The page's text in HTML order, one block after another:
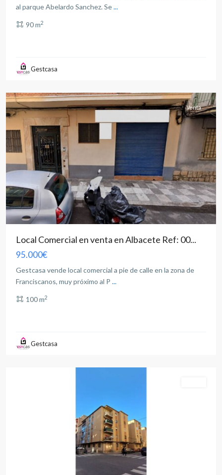
al parque Abelardo Sanchez. Se...
90 m2
Gestcasa
Albacete
Venta
Local Comercial en venta en Albacete Ref: 00...
95.000€
Gestcasa vende local comercial a pie de calle en la zona de
Franciscanos, muy próximo al P ...
100 m2
Gestcasa
Albacete